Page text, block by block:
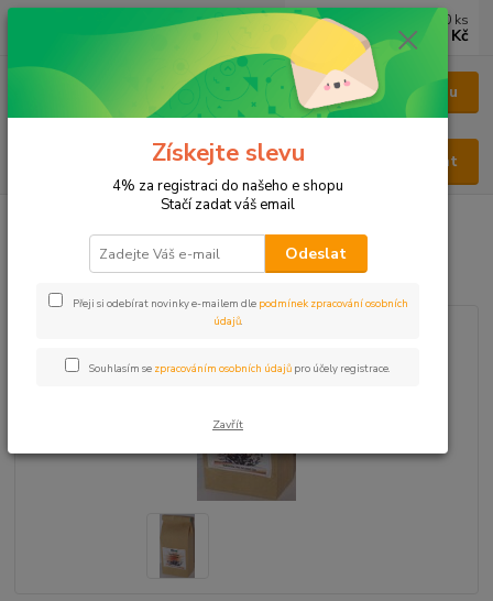
Menu
Hledat
0 ks
0 Kč
Svízel nať
Získejte slevu
4% za registraci do našeho e shopu
Stačí zadat váš email
Odeslat
Přeji si odebírat novinky e-mailem dle podmínek zpracování osobních
údajů.
Souhlasím se zpracováním osobních údajů pro účely registrace.
Zavřít